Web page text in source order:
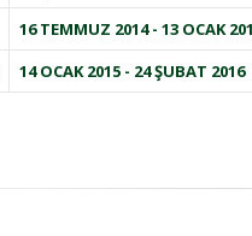
16 TEMMUZ 2014 - 13 OCAK
14 OCAK 2015 - 24 ŞUBAT 2016